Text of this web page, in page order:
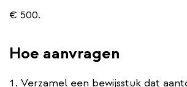
€ 500.
Hoe aanvragen
Verzamel een bewijsstuk dat